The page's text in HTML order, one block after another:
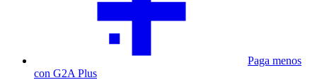
Paga menos
con G2A Plus